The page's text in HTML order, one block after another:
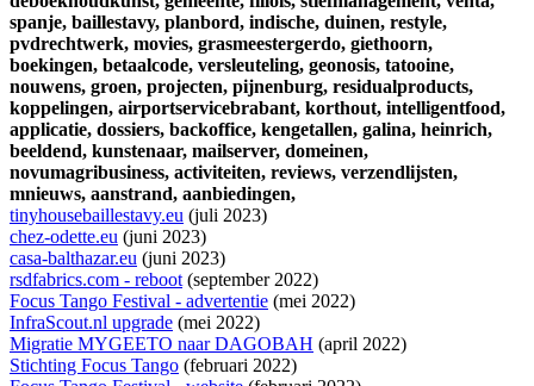
spanje, baillestavy, planbord, indische, duinen, restyle,
pvdrechtwerk, movies, grasmeestergerdo, giethoorn,
boekingen, betaalcode, versleuteling, geonosis, tatooine,
nouwens, groen, projecten, pijnenburg, residualproducts,
koppelingen, airportservicebrabant, korthout, intelligentfood,
applicatie, dossiers, backoffice, kengetallen, galina, heinrich,
beeldend, kunstenaar, mailserver, domeinen,
novumagribusiness, activiteiten, reviews, verzendlijsten,
mnieuws, aanstrand, aanbiedingen,
tinyhousebaillestavy.eu (juli 2023)
chez-odette.eu (juni 2023)
casa-balthazar.eu (juni 2023)
rsdfabrics.com - reboot(september 2022)
Focus Tango Festival - advertentie (mei 2022)
InfraScout.nl upgrade (mei 2022)
Migratie MYGEETO naar DAGOBAH (april 2022)
Stichting Focus Tango (februari 2022)